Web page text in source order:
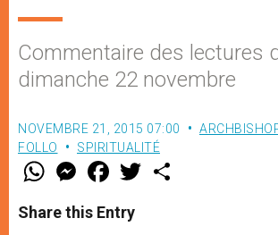
Commentaire des lectures
dimanche 22 novembre
NOVEMBRE 21, 2015 07:00
FOLLO
SPIRITUALITÉ
W
t
s
M
e
s
e
F
a
e
b
w
Share this Entry